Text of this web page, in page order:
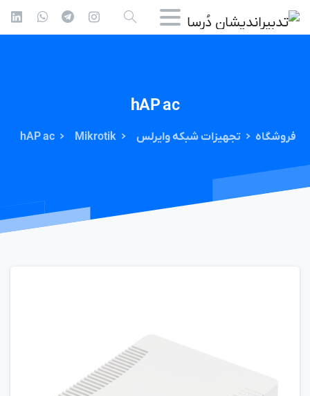
hAPac
فروشگاه تجهیزات شبکه وایرلس Mikrotik
hAP ac